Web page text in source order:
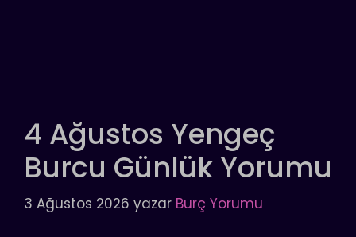
4 Ağustos Yengeç
Burcu Günlük Yorumu
3 Ağustos 2026 yazar Burç Yorumu